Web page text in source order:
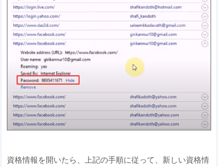
資格情報を開いたら、上記の手順に従って、新しい資格情